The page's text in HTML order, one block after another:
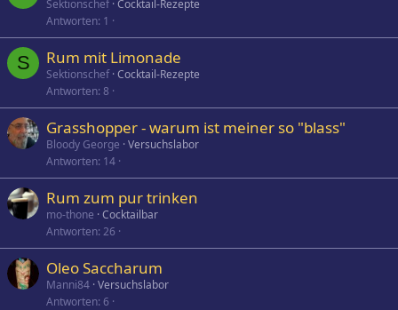
Sektionschef Cocktail-Rezepte
Antworten 1
S Rum mit Limonade
Sektionschef Cocktail-Rezepte
Antworten 8
Grasshopper - warum ist meiner so "blass"
Bloody George Versuchslabor
Antworten 14
Rum zum pur trinken
mo-thone Cocktailbar
Antworten 26
Oleo Saccharum
Manni84 Versuchslabor
Antworten 6